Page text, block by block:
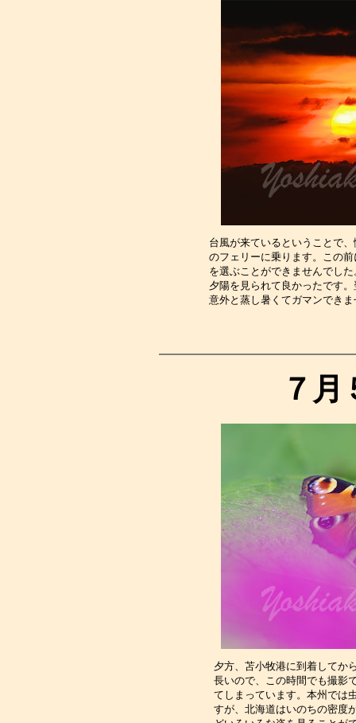
台風が来ているということで
のフェリーに乗ります。この
を選ぶことができませんでし
夕陽を見られて良かったです
意外と蒸し暑くてガ
７
夕方、苫小牧港に到着してか
長いので、この時間でも撮影
てしまっています。本州では
すが、北海道はいのちの密度